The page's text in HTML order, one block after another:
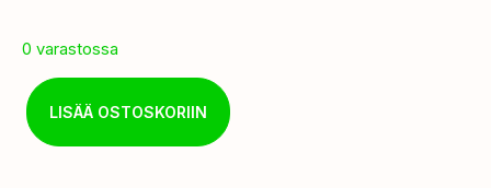
0 varastossa
LISÄÄ OSTOSKORIIN